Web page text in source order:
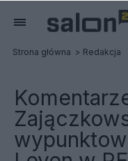
Strona główna Redakcja